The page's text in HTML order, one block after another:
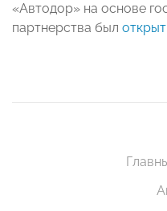
«Автодор» на основе
партнерства был